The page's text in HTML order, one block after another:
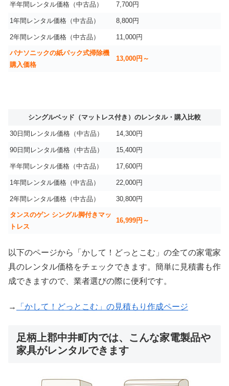
半年間レンタル価格（中古品） 7,700円
1年間レンタル価格（中古品） 8,800円
2年間レンタル価格（中古品） 11,000円
パナソニックの紙パック式掃除機
購入価格
13,000円～
シングルベッド（マットレス付き）のレンタル・購入比較
30日間レンタル価格（中古品） 14,300円
90日間レンタル価格（中古品） 15,400円
半年間レンタル価格（中古品） 17,600円
1年間レンタル価格（中古品） 22,000円
2年間レンタル価格（中古品） 30,800円
タンスのゲン シングル脚付きマッ
トレス
16,999円～
以下のページから「かして！どっとこむ」の全ての家電家
具のレンタル価格をチェックできます。簡単に見積書も作
成できますので、業者選びの際に便利です。
→ 「かして！どっとこむ」の見積もり作成ページ
足柄上郡中井町内では、こんな家電製品や
家具がレンタルできます